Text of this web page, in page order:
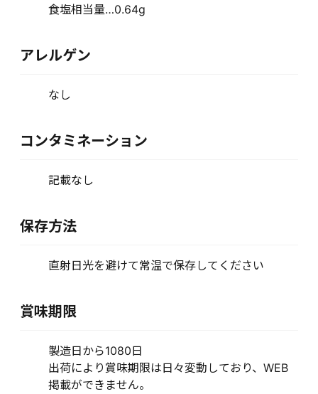
食塩相当量…0.64g
アレルゲン
なし
コンタミネーション
記載なし
保存方法
直射日光を避けて常温で保存してください
賞味期限
製造日から1080日
出荷により賞味期限は日々変動しており、WEB
掲載ができません。